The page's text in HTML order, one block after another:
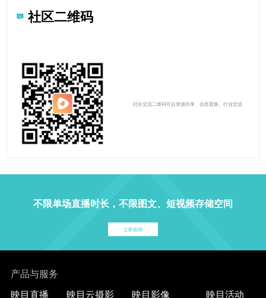
社区二维码
社区交流二维码可以资源共享、信息置换、行业交流
不限单场直播时长，不限图文、短视频存储空间
立即咨询
产品与服务
映目直播
映目云摄影 映目影像 映目活动